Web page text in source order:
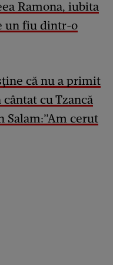
Ramona, iubita
un fiu dintr-o
că nu a primit
cu Tzancă
Salam:”Am cerut